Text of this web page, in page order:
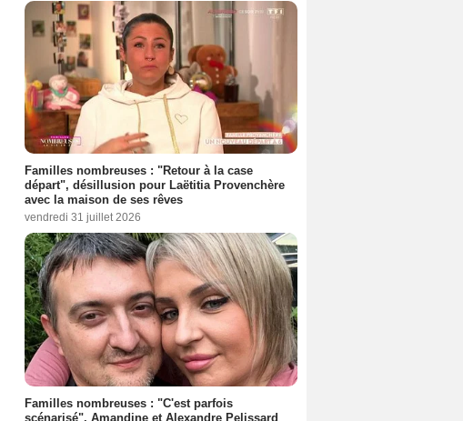
Familles nombreuses : "Retour à la case
départ", désillusion pour Laëtitia Provenchère
avec la maison de ses rêves
vendredi 31 juillet 2026
Familles nombreuses : "C'est parfois
scénarisé", Amandine et Alexandre Pelissard